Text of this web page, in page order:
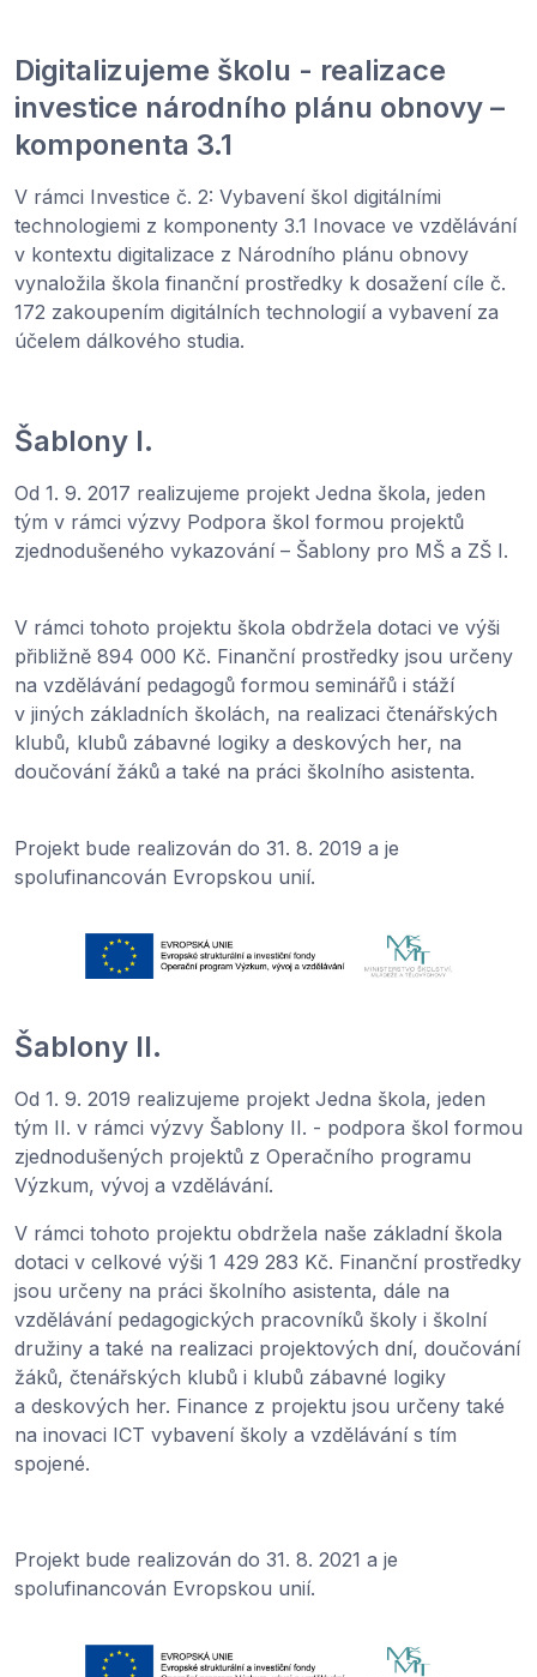
Digitalizujeme školu - realizace
investice národního plánu obnovy –
komponenta 3.1
V rámci Investice č. 2: Vybavení škol digitálními
technologiemi z komponenty 3.1 Inovace ve vzdělávání
v kontextu digitalizace z Národního plánu obnovy
vynaložila škola finanční prostředky k dosažení cíle č.
172 zakoupením digitálních technologií a vybavení za
účelem dálkového studia.
Šablony I.
Od 1. 9. 2017 realizujeme projekt Jedna škola, jeden
tým v rámci výzvy Podpora škol formou projektů
zjednodušeného vykazování – Šablony pro MŠ a ZŠ I.
V rámci tohoto projektu škola obdržela dotaci ve výši
přibližně 894 000 Kč. Finanční prostředky jsou určeny
na vzdělávání pedagogů formou seminářů i stáží
v jiných základních školách, na realizaci čtenářských
klubů, klubů zábavné logiky a deskových her, na
doučování žáků a také na práci školního asistenta.
Projekt bude realizován do 31. 8. 2019 a je
spolufinancován Evropskou unií.
Šablony II.
Od 1. 9. 2019 realizujeme projekt Jedna škola, jeden
tým II. v rámci výzvy Šablony II. - podpora škol formou
zjednodušených projektů z Operačního programu
Výzkum, vývoj a vzdělávání.
V rámci tohoto projektu obdržela naše základní škola
dotaci v celkové výši 1 429 283 Kč. Finanční prostředky
jsou určeny na práci školního asistenta, dále na
vzdělávání pedagogických pracovníků školy i školní
družiny a také na realizaci projektových dní, doučování
žáků, čtenářských klubů i klubů zábavné logiky
a deskových her. Finance z projektu jsou určeny také
na inovaci ICT vybavení školy a vzdělávání s tím
spojené.
Projekt bude realizován do 31. 8. 2021 a je
spolufinancován Evropskou unií.